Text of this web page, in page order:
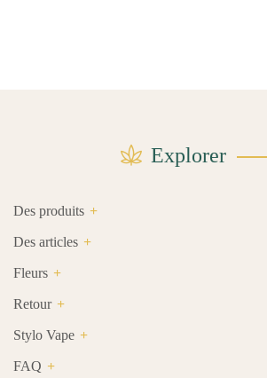
Explorer
Des produits
Des articles
Fleurs
Retour
Stylo Vape
FAQ